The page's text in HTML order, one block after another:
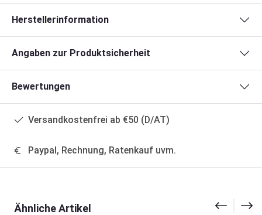
Herstellerinformation
Angaben zur Produktsicherheit
Bewertungen
Versandkostenfrei ab €50 (D/AT)
Paypal, Rechnung, Ratenkauf uvm.
Ähnliche Artikel